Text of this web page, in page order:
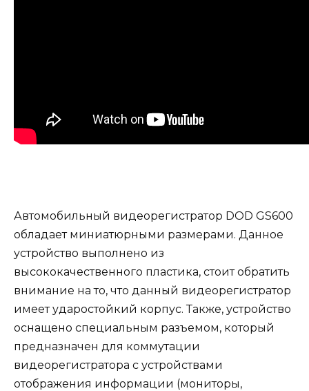
Автомобильный видеорегистратор DOD GS600
обладает миниатюрными размерами. Данное
устройство выполнено из
высококачественного пластика, стоит обратить
внимание на то, что данный видеорегистратор
имеет ударостойкий корпус. Также, устройство
оснащено специальным разъемом, который
предназначен для коммутации
видеорегистратора с устройствами
отображения информации (мониторы,